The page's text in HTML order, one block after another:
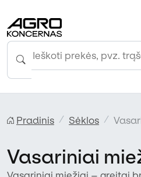
Pradinis Sėklos
Vasariniai